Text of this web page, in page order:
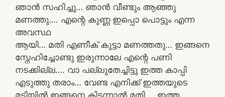
ഞാൻ സഹിച്ചു… ഞാൻ വീണ്ടും ആഞ്ഞു
മണത്തു…. എന്റെ കുണ്ണ ഇപ്പൊ പൊട്ടും എന്ന
അവസ്ഥ
ആയി… മതി എണീക് കുട്ടാ മണത്തതു… ഇങ്ങനെ
സ്നേഹിച്ചോണ്ടു ഇരുന്നാലേ എന്റെ പണി
നടക്കില്ല…. വാ പല്ലുതേച്ചിട്ടു ഇത്ത കാപ്പി
എടുത്തു തരാം… വേണ്ട എനിക്ക് ഇത്തയുടെ
മടിയിൽ ഇങ്ങനെ കിടന്നാൽ മതി…. ഇത്ത